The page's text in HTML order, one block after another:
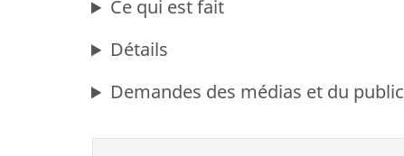
Ce qui est fait
Détails
Demandes des médias et du public